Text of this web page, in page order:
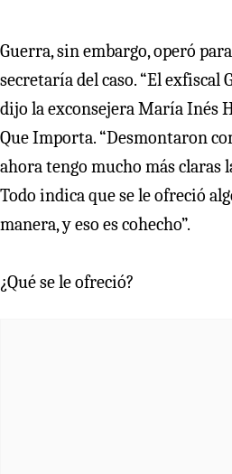
Guerra, sin embargo, operó
secretaría del caso. “El exfiscal
dijo la exconsejera María Inés
Que Importa. “Desmontaron
ahora tengo mucho más claras
Todo indica que se le ofreció
manera, y eso es cohecho”.
¿Qué se le ofreció?